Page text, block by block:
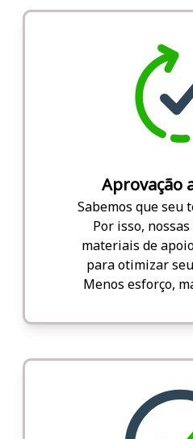
Aprovação
Sabemos que seu
Por isso,
materiais de
para otimizar
Menos esforço,